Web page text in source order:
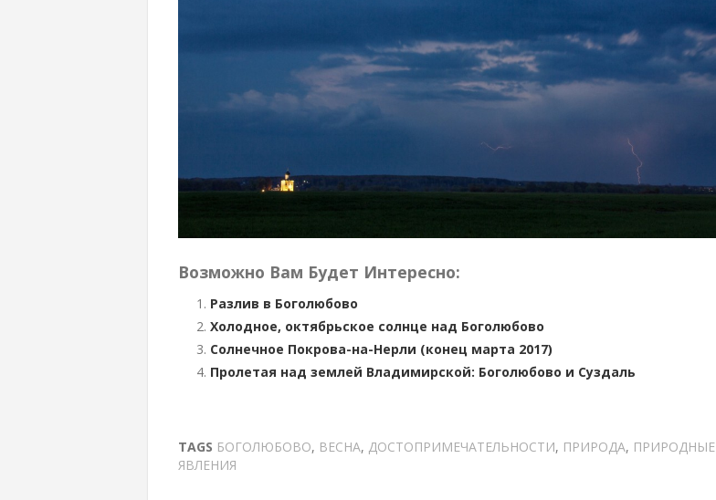
Возможно Вам Будет Интересно:
Разлив в Боголюбово
Холодное, октябрьское солнце над Боголюбово
Солнечное Покрова-на-Нерли (конец марта 2017)
Пролетая над землей Владимирской: Боголюбово и Суздаль
TAGS БОГОЛЮБОВО, ВЕСНА, ДОСТОПРИМЕЧАТЕЛЬНОСТИ, ПРИРОДА, ПРИРОДНЫЕ
ЯВЛЕНИЯ